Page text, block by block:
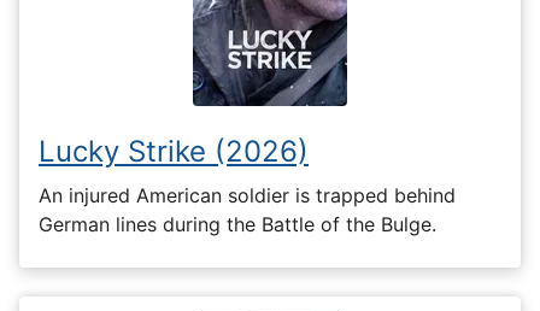
Lucky Strike (2026)
An injured American soldier is trapped behind
German lines during the Battle of the Bulge.